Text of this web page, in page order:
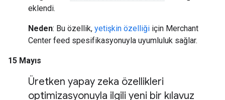
eklendi.
Neden: Bu özellik, yetişkin özelliği için Merchant
Center feed spesifikasyonuyla uyumluluk sağlar.
15 Mayıs
Üretken yapay zeka özellikleri
optimizasyonuyla ilgili yeni bir kılavuz